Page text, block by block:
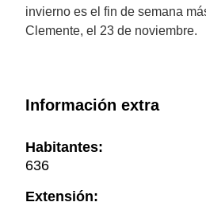
invierno es el fin de semana
Clemente, el 23 de noviembre.
Información extra
Habitantes:
636
Extensión: